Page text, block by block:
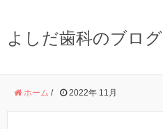
よしだ歯科のブログ
ホーム / 2022年 11月